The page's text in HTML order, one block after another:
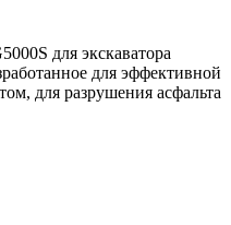
для экскаватора
для эффективной
для разрушения асфальта